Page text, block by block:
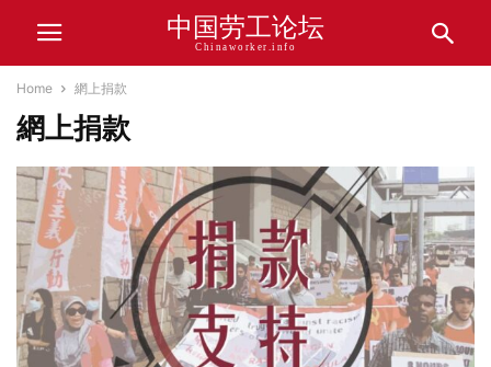
中国劳工论坛
Chinaworker.info
Home 網上捐款
網上捐款